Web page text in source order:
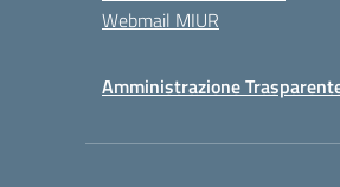
Webmail MIUR
Amministrazione